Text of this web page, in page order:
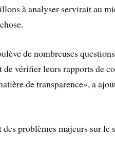
à analyser servirait au
de nombreuses
vérifier leurs rapports de
de transparence», a
problèmes majeurs sur le